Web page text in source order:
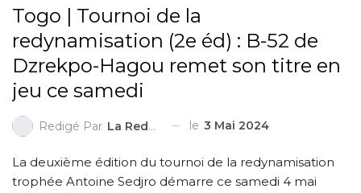
Togo | Tournoi de la
redynamisation (2e éd) : B-52 de
Dzrekpo-Hagou remet son titre en
jeu ce samedi
Redigé Par La Redaction le 3 Mai 2024
La deuxième édition du tournoi de la redynamisation
trophée Antoine Sedjro démarre ce samedi 4 mai